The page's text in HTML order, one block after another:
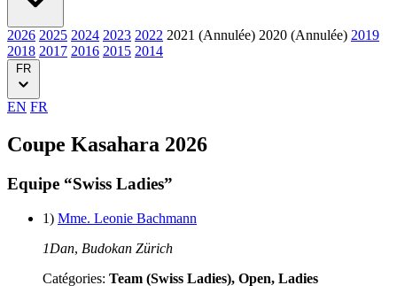
2026 2025 2024 2023 2022 2021 (Annulée) 2020 (Annulée) 2019
2018 2017 2016 2015 2014
FR
EN FR
Coupe Kasahara 2026
Equipe “Swiss Ladies”
1) Mme. Leonie Bachmann
1Dan, Budokan Zürich
Catégories: Team (Swiss Ladies), Open, Ladies